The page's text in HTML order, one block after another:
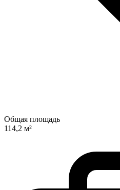
Общая площадь
114,2 м²